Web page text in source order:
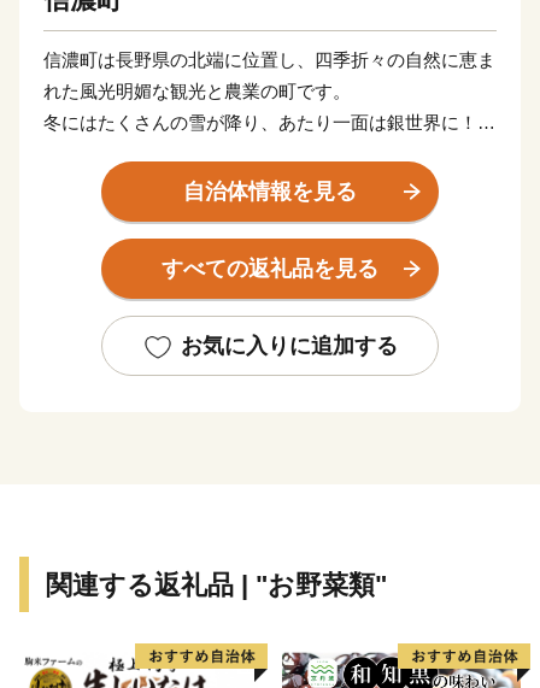
信濃町は長野県の北端に位置し、四季折々の自然に恵ま
れた風光明媚な観光と農業の町です。
冬にはたくさんの雪が降り、あたり一面は銀世界に！厳
コシ、トマトなど農産物がたくさん収穫されます。
長野県で２番目に大きい湖の「野尻湖」があり、ナウマ
ンゾウやオオツノシカなどの化石が出土、また、俳人小
林一茶の生誕、終焉の地であり、歴史と文化が詰まって
広大な自然から収穫した農産物や、信濃町から生まれた
工芸品を皆さんに少しでも知ってもらえたら幸いです。
自治体情報を見る
すべての返礼品を見る
お気に入りに追加する
関連する返礼品 | "お野菜類"